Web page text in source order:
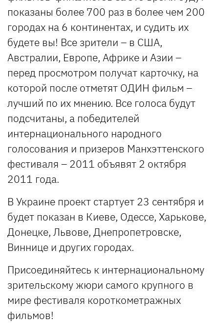
показаны более 700 раз в более чем 200
городах на 6 континентах, и судить их
будете вы! Все зрители – в США,
Австралии, Европе, Африке и Азии –
перед просмотром получат карточку, на
которой после отметят ОДИН фильм –
лучший по их мнению. Все голоса будут
подсчитаны, а победителей
интернационального народного
голосования и призеров Манхэттенского
фестиваля – 2011 объявят 2 октября
2011 года.
В Украине проект стартует 23 сентября и
будет показан в Киеве, Одессе, Харькове,
Донецке, Львове, Днепропетровске,
Виннице и других городах.
Присоединяйтесь к интернациональному
зрительскому жюри самого крупного в
мире фестиваля короткометражных
фильмов!